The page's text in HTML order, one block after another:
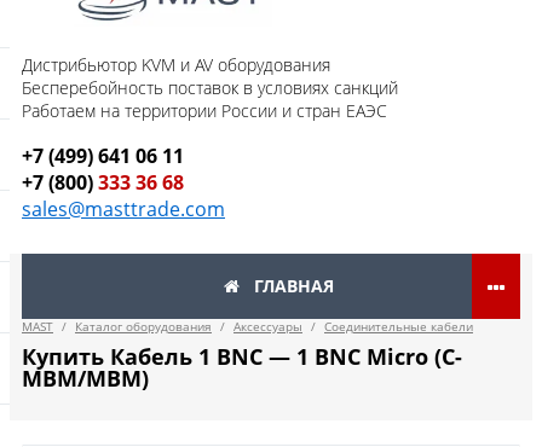
Дистрибьютор KVM и AV оборудования
Бесперебойность поставок в условиях санкций
Работаем на территории России и стран ЕАЭС
+7 (499) 641 06 11
+7 (800)333 36 68
sales@masttrade.com
ГЛАВНАЯ
MAST / Каталог оборудования / Аксессуары / Соединительные кабели
Купить Кабель 1 BNC — 1 BNC Micro (C-
MBM/MBM)